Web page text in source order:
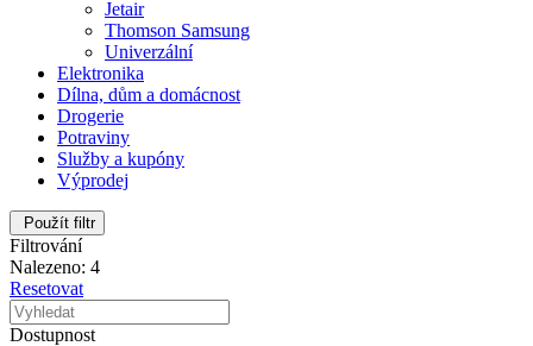
Jetair
Thomson Samsung
Univerzální
Elektronika
Dílna, dům a domácnost
Drogerie
Potraviny
Služby a kupóny
Výprodej
Použít filtr
Filtrování
Nalezeno: 4
Resetovat
Dostupnost